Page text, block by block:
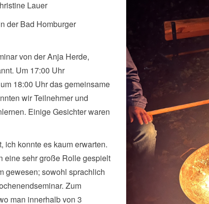
Lauer
der Bad Homburger
von der Anja Herde,
Um 17:00 Uhr
18:00 Uhr das gemeinsame
wir Teilnehmer und
Einige Gesichter waren
ich konnte es kaum erwarten.
eine sehr große Rolle gespielt
gewesen; sowohl sprachlich
Zum
man innerhalb von 3